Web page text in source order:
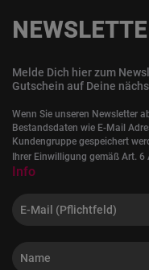
Melde Dich hier zum
Gutschein auf Deine
Wenn Sie unseren Newsletter
Bestandsdaten wie E-Mail
Kundengruppe gespeichert
Ihrer Einwilligung gemäß Art. 6
Info